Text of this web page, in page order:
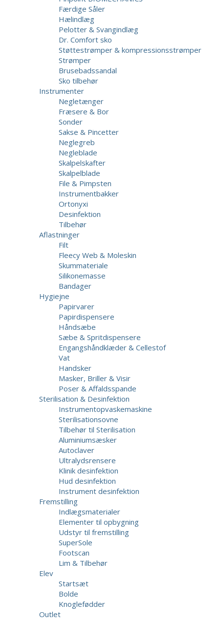
Færdige Såler
Hælindlæg
Pelotter & Svangindlæg
Dr. Comfort sko
Støttestrømper & kompressionsstrømper
Strømper
Brusebadssandal
Sko tilbehør
Instrumenter
Negletænger
Fræsere & Bor
Sonder
Sakse & Pincetter
Neglegreb
Negleblade
Skalpelskafter
Skalpelblade
File & Pimpsten
Instrumentbakker
Ortonyxi
Desinfektion
Tilbehør
Aflastninger
Filt
Fleecy Web & Moleskin
Skummateriale
Silikonemasse
Bandager
Hygiejne
Papirvarer
Papirdispensere
Håndsæbe
Sæbe & Spritdispensere
Engangshåndklæder & Cellestof
Vat
Handsker
Masker, Briller & Visir
Poser & Affaldsspande
Sterilisation & Desinfektion
Instrumentopvaskemaskine
Sterilisationsovne
Tilbehør til Sterilisation
Aluminiumsæsker
Autoclaver
Ultralydsrensere
Klinik desinfektion
Hud desinfektion
Instrument desinfektion
Fremstilling
Indlægsmaterialer
Elementer til opbygning
Udstyr til fremstilling
SuperSole
Footscan
Lim & Tilbehør
Elev
Startsæt
Bolde
Knoglefødder
Outlet